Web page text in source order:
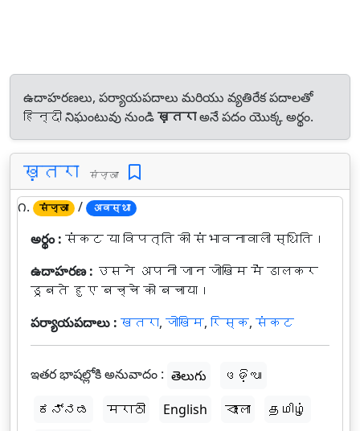
ఉదాహరణలు, పర్యాయపదాలు మరియు వ్యతిరేక పదాలతో
हिन्दी నిఘంటువు నుండిख़तराఅనే పదం యొక్క అర్థం.
ख़तरा संज्ञा
౧. संज्ञा / अवस्था
అర్థం : संकट या विपत्ति की संभावनावाली स्थिति।
ఉదాహరణ : उसने अपनी जान जोखिम में डालकर
डूबते हुए बच्चे को बचाया।
పర్యాయపదాలు : खतरा, जोखिम, रिस्क, संकट
ఇతర భాషల్లోకి అనువాదం : తెలుగు
ଓଡ଼ିଆ
ಕನ್ನಡ
मराठी English বাংলা
தமிழ்